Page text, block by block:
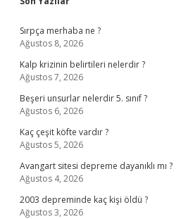
Sidebar
Sırpça merhaba ne ?
Ağustos 8, 2026
Kalp krizinin belirtileri nelerdir ?
Ağustos 7, 2026
Beşeri unsurlar nelerdir 5. sınıf ?
Ağustos 6, 2026
Kaç çeşit köfte vardır ?
Ağustos 5, 2026
Avangart sitesi depreme dayanıklı mı ?
Ağustos 4, 2026
2003 depreminde kaç kişi öldü ?
Ağustos 3, 2026